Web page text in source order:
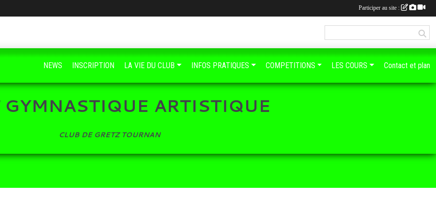
GYMNASTIQUE ARTISTIQUE
CLUB DE GRETZ TOURNAN
NEWS INSCRIPTION LA VIE DU CLUB INFOS PRATIQUES COMPETITIONS LES COURS Contact et plan
Participer au site :